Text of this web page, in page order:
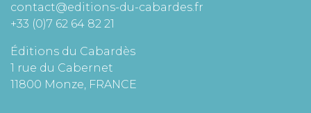
contact@editions-du-cabardes.fr
+33 (0)7 62 64 82 21
Éditions du Cabardès
1 rue du Cabernet
11800 Monze, FRANCE